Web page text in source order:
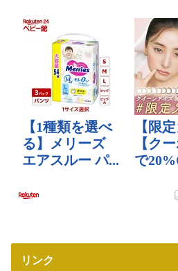
リンク